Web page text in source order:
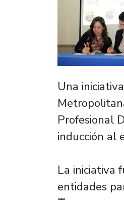
Una
Profesional
inducción al
La iniciativa
entidades